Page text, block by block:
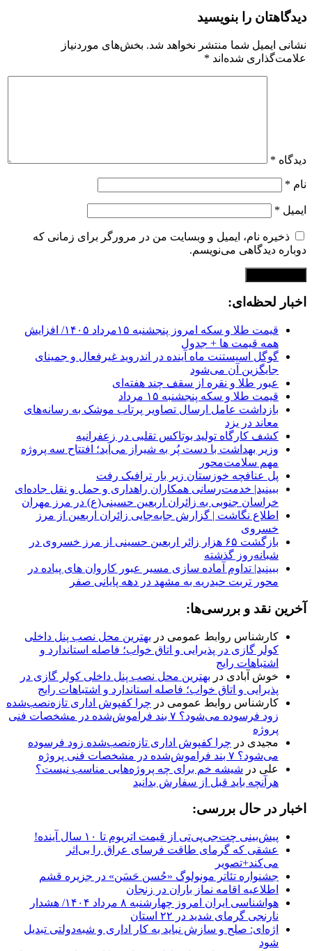
دیدگاهتان را بنویسید
نشانی ایمیل شما منتشر نخواهد شد. بخش‌های موردنیاز
علامت‌گذاری شده‌اند *
دیدگاه *
نام *
ایمیل *
ذخیره نام، ایمیل و وبسایت من در مرورگر برای زمانی که
دوباره دیدگاهی می‌نویسم.
اخبار لحظه‌ای:
قیمت طلا و سکه امروز پنجشنبه ۱۵مرداد ۱۴۰۵/ افزایش
همه قیمت ها + جدول
گوگل اسیستنت ماه آینده در اندروید غیرفعال و جمینای
جایگزین آن می‌شود
عبور طلا و نقره از سقف چند هفته‌ای
قیمت طلا و سکه پنجشنبه ۱۵ مرداد
بازداشت عامل ارسال تصاویر پرتاب موشک به رسانه‌های
معاند در یزد
کشف کارگاه تولید بوتاکس تقلبی در زعفرانیه
وزیر بهداشت با دست پُر به شیراز می‌آید؛ افتتاح سه پروژه
مهم سلامت‌محور
پل عنافچه خوزستان زیر بار ترافیک رفت
ببینید| خدمت‌رسانی همکاران راهداری و حمل و نقل جاده‌ای
خراسان جنوبی به زائران اربعین حسینی(ع) در مرز مهران
️اطلاع نگاشت | گزارش جابه‌جایی زائران اربعین از مرز
خسروی
️بازگشت ۶۵ هزار زائر اربعین حسینی از مرز خسروی در
شبانه‌روز گذشته
ببینید| تداوم آماده سازی مسیر عبور کاروان های پیاده در
محور تربت حیدریه به مشهد در دهه پایانی صفر
آخرین نقد و بررسی‌ها:
کارشناس روابط عمومی در بهترین محل نصب پنل داخلی
کولر گازی در پذیرایی و اتاق خواب؛ فاصله استاندارد و
اشتباهات رایج
خوش آبادی در بهترین محل نصب پنل داخلی کولر گازی در
پذیرایی و اتاق خواب؛ فاصله استاندارد و اشتباهات رایج
کارشناس روابط عمومی در چرا کفپوش اداری تازه‌نصب‌شده
زود فرسوده می‌شود؟ ۷ بند فراموش‌شده در مشخصات فنی
پروژه
مجیدی در چرا کفپوش اداری تازه‌نصب‌شده زود فرسوده
می‌شود؟ ۷ بند فراموش‌شده در مشخصات فنی پروژه
علی در شیشه خم برای چه پروژه‌هایی مناسب نیست؟
هرآنچه باید قبل از سفارش بدانید
اخبار در حال بررسی:
پیش‌بینی چت‌جی‌پی‌تی از قیمت اتریوم تا ۱۰ سال آینده!
عشقی که گرمای طاقت فرسای عراق را بی‌اثر
می‌کند+تصویر
جشنواره تئاتر مونولوگ «حُسن حَسَن» در جزیره قشم
اطلاعیه اقامه نماز باران در زنجان
هواشناسی ایران امروز چهارشنبه ۸ مرداد ۱۴۰۴/ هشدار
نارنجی گرمای شدید در ۲۲ استان
اژه‌ای: صلح و سازش نباید به کار اداری و شبه‌دولتی تبدیل
شود